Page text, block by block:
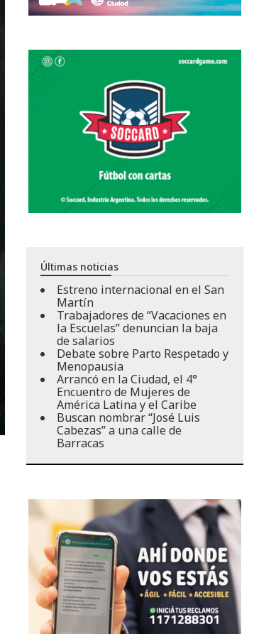
Últimas noticias
Estreno internacional en el San
Martín
Trabajadores de “Vacaciones en
la Escuelas” denuncian la baja
de salarios
Debate sobre Parto Respetado y
Menopausia
Arrancó en la Ciudad, el 4°
Encuentro de Mujeres de
América Latina y el Caribe
Buscan nombrar “José Luis
Cabezas” a una calle de
Barracas